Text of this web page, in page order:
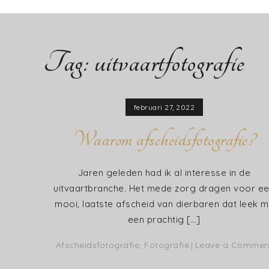
Tag: uitvaartfotografie
februari 27, 2022
Waarom afscheidsfotografie?
Jaren geleden had ik al interesse in de
uitvaartbranche. Het mede zorg dragen voor
mooi, laatste afscheid van dierbaren dat leek
een prachtig […]
Afscheidsfotografie, Fotografie Leave a